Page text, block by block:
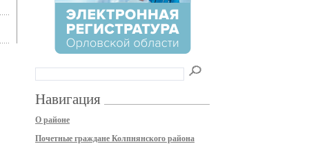
Навигация
О районе
Почетные граждане Колпнянского района